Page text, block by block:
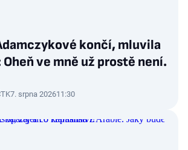
končí, mluvila
ve mně už prostě není.
7. srpna 202611:30